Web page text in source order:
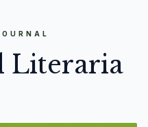
Literaria